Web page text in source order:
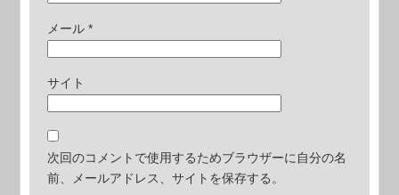
メール*
サイト
次回のコメントで使用するためブラウザーに自分の名
前、メールアドレス、サイトを保存する。